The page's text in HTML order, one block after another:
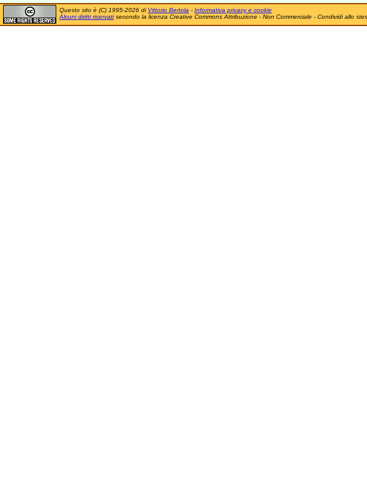
Questo sito è (C) 1995-2026 di Vittorio Bertola - Informativa privacy e cookie
Alcuni diritti riservatisecondo la licenza Creative Commons Attribuzione - Non Commerciale - Condividi allo